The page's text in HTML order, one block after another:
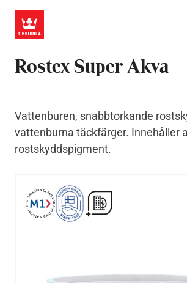
Rostex Super Akva
Vattenburen, snabbtorkande
vattenburna täckfärger. Innehåller
rostskyddspigment.